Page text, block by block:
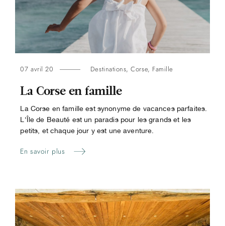
07 avril 20 Destinations,Corse, Famille
La Corse en famille
La Corse en famille est synonyme de vacances parfaites.
L'Île de Beauté est un paradis pour les grands et les
petits, et chaque jour y est une aventure.
En savoir plus